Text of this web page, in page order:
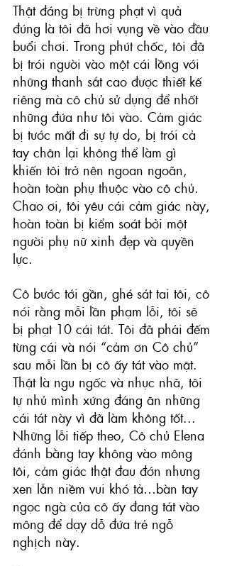
Thật đáng bị trừng phạt vì quả
đúng là tôi đã hơi vụng về vào đầu
buổi chơi. Trong phút chốc, tôi đã
bị trói người vào một cái lồng với
những thanh sắt cao được thiết kế
riêng mà cô chủ sử dụng để nhốt
những đứa như tôi vào. Cảm giác
bị tước mất đi sự tự do, bị trói cả
tay chân lại không thể làm gì
khiến tôi trở nên ngoan ngoãn,
hoàn toàn phụ thuộc vào cô chủ.
Chao ơi, tôi yêu cái cảm giác này,
hoàn toàn bị kiểm soát bởi một
người phụ nữ xinh đẹp và quyền
lực.
Cô bước tới gần, ghé sát tai tôi, cô
nói rằng mỗi lần phạm lỗi, tôi sẽ
bị phạt 10 cái tát. Tôi đã phải đếm
từng cái và nói “cảm ơn Cô chủ”
sau mỗi lần bị cô ấy tát vào mặt.
Thật là ngu ngốc và nhục nhã, tôi
tự nhủ mình xứng đáng ăn những
cái tát này vì đã làm không tốt...
Những lỗi tiếp theo, Cô chủ Elena
đánh bằng tay không vào mông
tôi, cảm giác thật đau đớn nhưng
xen lẫn niềm vui khó tả…bàn tay
ngọc ngà của cô ấy đang tát vào
mông để dạy dỗ đứa trẻ ngỗ
nghịch này.